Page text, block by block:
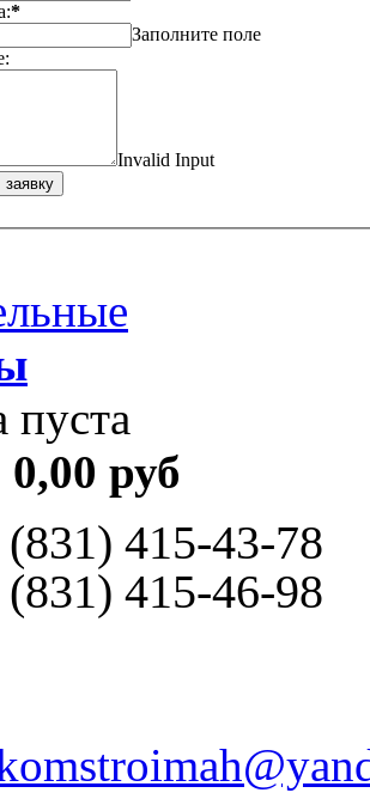
*
Заполните поле
Invalid Input
пуста
0,00 руб
415-43-78
415-46-98